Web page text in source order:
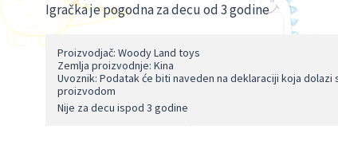
Igračka je pogodna za decu od 3 godine
Proizvodjač: Woody Land toys
Zemlja proizvodnje: Kina
Uvoznik: Podatak će biti naveden na deklaraciji koja dolazi
proizvodom
Nije za decu ispod 3 godine